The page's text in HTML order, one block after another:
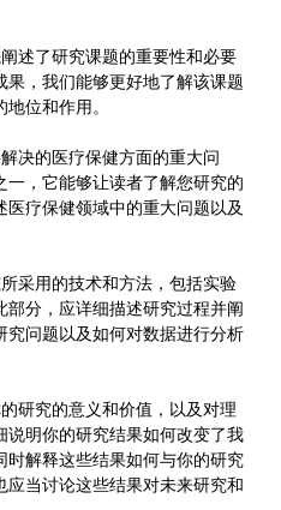
述了研究课题的重要性和必要
，我们能够更好地了解该课题
位和作用。
决的医疗保健方面的重大问
，它能够让读者了解您研究的
疗保健领域中的重大问题以及
采用的技术和方法，包括实验
分，应详细描述研究过程并阐
问题以及如何对数据进行分析
研究的意义和价值，以及对理
明你的研究结果如何改变了我
解释这些结果如何与你的研究
当讨论这些结果对未来研究和